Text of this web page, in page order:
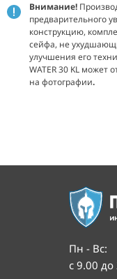
Внимание!
предварительного
конструкцию,
сейфа, не
улучшения его
WATER 30 KL может
на фотографии.
Пн - Вс:
с 9.00 до